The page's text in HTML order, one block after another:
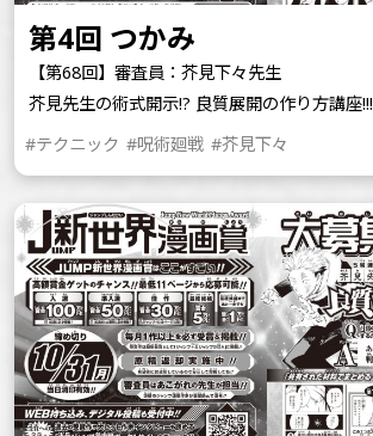
第4回 つかみ
【第68回】審査員：芥見下々先生
芥見先生の術式開示!? 良質展開の作り方講座!!!
#テクニック #呪術廻戦 #芥見下々